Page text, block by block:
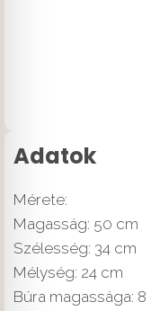
Adatok
Mérete:
Magasság: 50 cm
Szélesség: 34 cm
Mélység: 24 cm
Búra magassága: 8